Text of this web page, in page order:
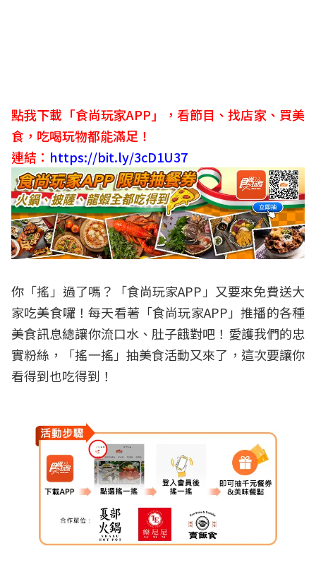
點我下載「食尚玩家APP」，看節目、找店家、買美
食，吃喝玩物都能滿足！
連結： https://bit.ly/3cD1U37
你「搖」過了嗎？「食尚玩家APP」又要來免費送大
家吃美食囉！每天看著「食尚玩家APP」推播的各種
美食訊息總讓你流口水、肚子餓對吧！愛護我們的忠
實粉絲，「搖一搖」抽美食活動又來了，這次要讓你
看得到也吃得到！